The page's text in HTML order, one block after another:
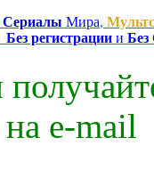
Сериалы Мира,
Без регистрации и
e-mаil